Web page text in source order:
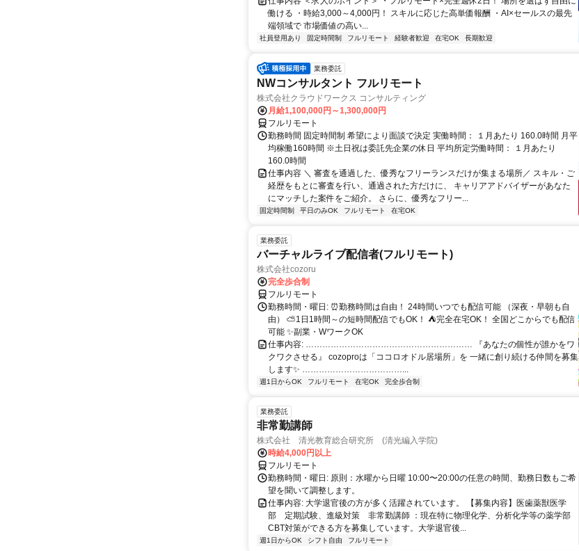
働ける ・時給3,000～4,000円！ スキルに応じた高単価報酬 ・AI×セールスの最先
端領域で 市場価値の高い...
社員登用あり 固定時間制 フルリモート 経験者歓迎 在宅OK 長期歓迎
業務委託
NWコンサルタント フルリモート
株式会社クラウドワークス コンサルティング
月給1,100,000円～1,300,000円
フルリモート
勤務時間 固定時間制 希望により面談で決定 実働時間： １月あたり 160.0時間 月平
均稼働160時間 ※土日祝は委託先企業の休日 平均所定労働時間： １月あたり
160.0時間
仕事内容 ＼ 審査を通過した、優秀なフリーランスだけが集まる場所／ スキル・ご
経歴をもとに審査を行い、通過された方だけに、 キャリアアドバイザーがあなた
にマッチした案件をご紹介。 さらに、優秀なフリー...
固定時間制 平日のみOK フルリモート 在宅OK
業務委託
バーチャルライブ配信者(フルリモート)
株式会社cozoru
完全歩合制
フルリモート
勤務時間・曜日: ⏰勤務時間は自由！ 24時間いつでも配信可能 （深夜・早朝も自
由） ⛅1日1時間～の短時間配信でもOK！ ⛺完全在宅OK！ 全国どこからでも配信
可能 ✨副業・WワークOK
仕事内容: …………………………………………………… 『あなたの個性が誰かをワ
クワクさせる』 cozoproは「ココロオドル居場所」を 一緒に創り続ける仲間を募集
します✨ ………………………………...
週1日からOK フルリモート 在宅OK 完全歩合制
業務委託
非常勤講師
株式会社 清光教育総合研究所 (清光編入学院)
時給4,000円以上
フルリモート
勤務時間・曜日: 原則：水曜から日曜 10:00〜20:00の任意の時間、勤務日数もご希
望を聞いて調整します。
仕事内容: 大学退官後の方が多く活躍されています。 【募集内容】医歯薬獣医学
部 定期試験、進級対策 非常勤講師 ：現在特に物理化学、分析化学等の薬学部
CBT対策ができる方を募集しています。大学退官後...
週1日からOK シフト自由 フルリモート